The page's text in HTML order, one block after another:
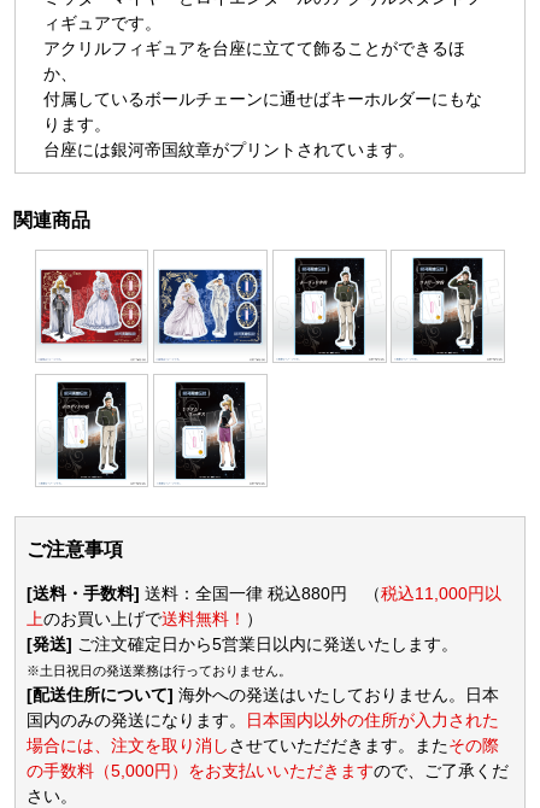
ィギュアです。
アクリルフィギュアを台座に立てて飾ることができるほ
か、
付属しているボールチェーンに通せばキーホルダーにもな
ります。
台座には銀河帝国紋章がプリントされています。
関連商品
ご注意事項
[送料・手数料] 送料：全国一律 税込880円 （税込11,000円以
上のお買い上げで送料無料！ ）
[発送] ご注文確定日から5営業日以内に発送いたします。
※土日祝日の発送業務は行っておりません。
[配送住所について] 海外への発送はいたしておりません。日本
国内のみの発送になります。 日本国内以外の住所が入力された
場合には、注文を取り消しさせていただだきます。またその際
の手数料（5,000円）をお支払いいただきますので、ご了承くだ
さい。